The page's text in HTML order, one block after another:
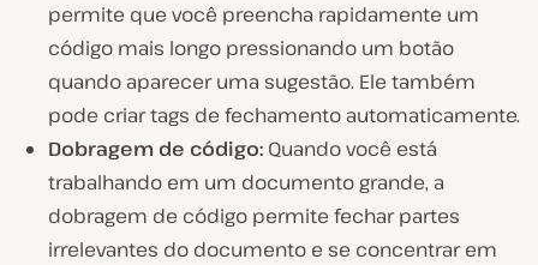
permite que você preencha rapidamente um
código mais longo pressionando um botão
quando aparecer uma sugestão. Ele também
pode criar tags de fechamento automaticamente.
Dobragem de código: Quando você está
trabalhando em um documento grande, a
dobragem de código permite fechar partes
irrelevantes do documento e se concentrar em